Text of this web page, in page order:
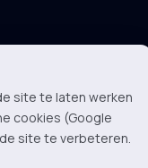
site te laten werken
cookies (Google
site te verbeteren.